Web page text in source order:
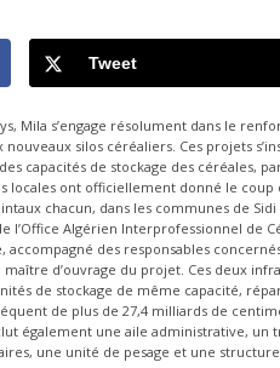
Tweet
Mila s’engage résolument dans le
silos céréaliers. Ces projets
capacités de stockage des céréales,
locales ont officiellement donné le
chacun, dans les communes de
l’Office Algérien Interprofessionnel de
accompagné des responsables
maître d’ouvrage du projet. Ces deux
de stockage de même capacité,
de plus de 27,4 milliards de
également une aile administrative, un
une unité de pesage et une